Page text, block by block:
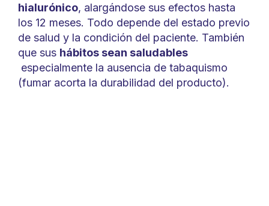
hialurónico, alargándose sus efectos hasta
los 12 meses. Todo depende del estado previo
de salud y la condición del paciente. También
que sus hábitos sean saludables
especialmente la ausencia de tabaquismo
(fumar acorta la durabilidad del producto).